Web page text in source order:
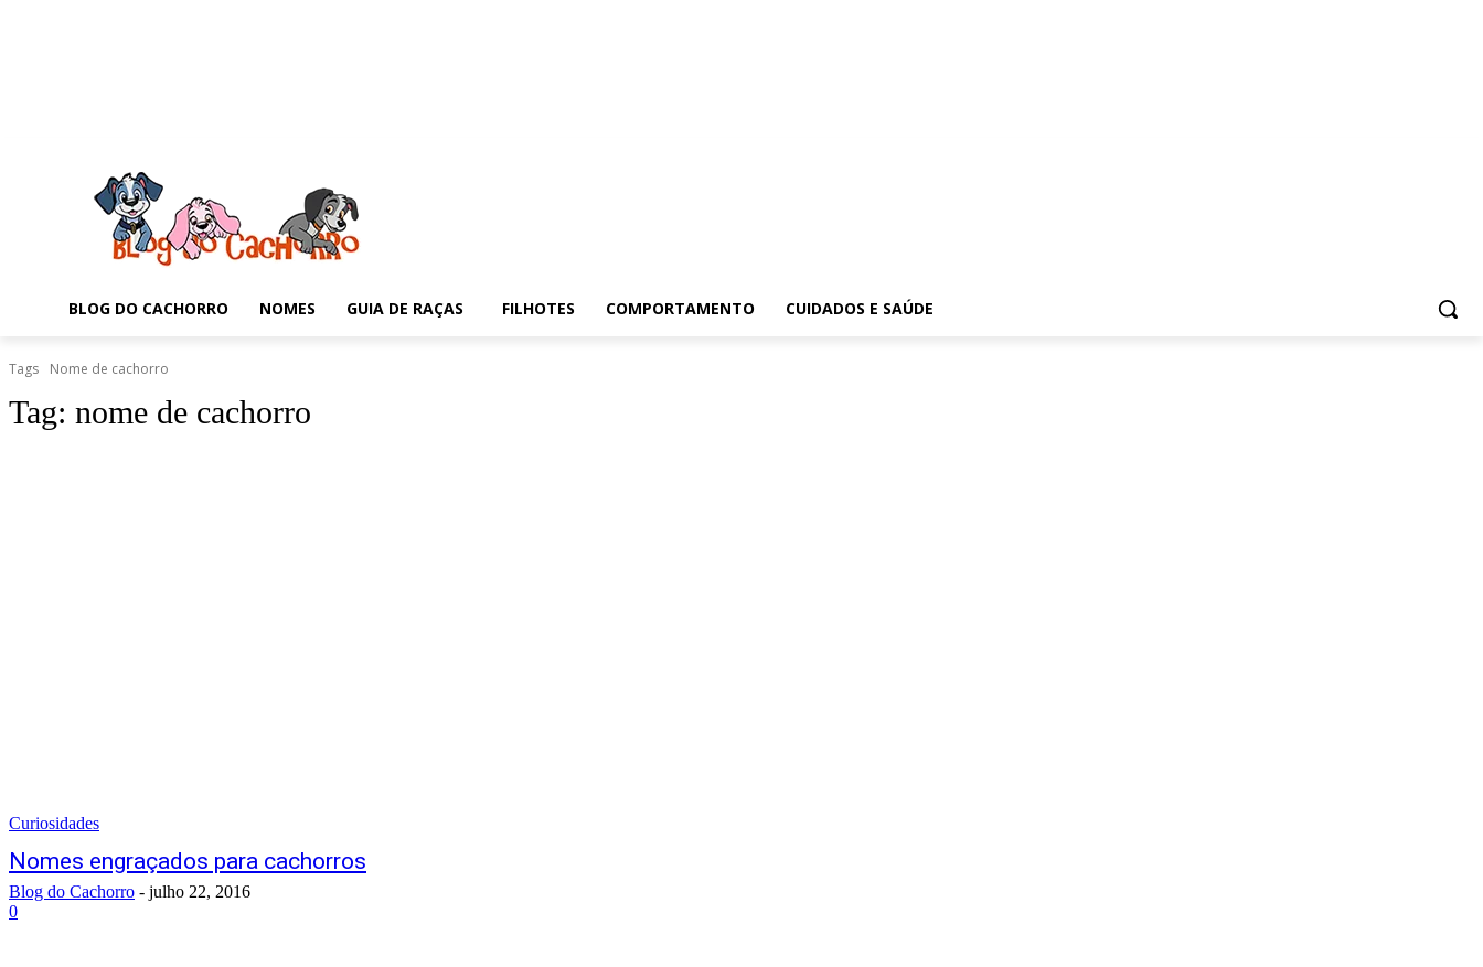
BLOG DO CACHORRO NOMES GUIA DE RAÇAS FILHOTES COMPORTAMENTO CUIDADOS E SAÚDE
Tags Nome de cachorro
Tag: nome de cachorro
Curiosidades
Nomes engraçados para cachorros
Blog do Cachorro - julho 22, 2016
0